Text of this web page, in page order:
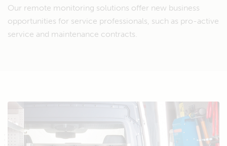
Our remote monitoring solutions offer new business
opportunities for service professionals, such as pro-active
service and maintenance contracts.